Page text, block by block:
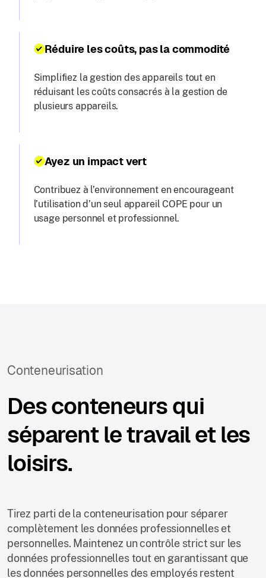
Réduire les coûts, pas la commodité
Simplifiez la gestion des appareils tout en
réduisant les coûts consacrés à la gestion de
plusieurs appareils.
Ayez un impact vert
Contribuez à l’environnement en encourageant
l’utilisation d’un seul appareil COPE pour un
usage personnel et professionnel.
Conteneurisation
Des conteneurs qui
séparent le travail et les
loisirs.
Tirez parti de la conteneurisation pour séparer
complètement les données professionnelles et
personnelles. Maintenez un contrôle strict sur les
données professionnelles tout en garantissant que
les données personnelles des employés restent